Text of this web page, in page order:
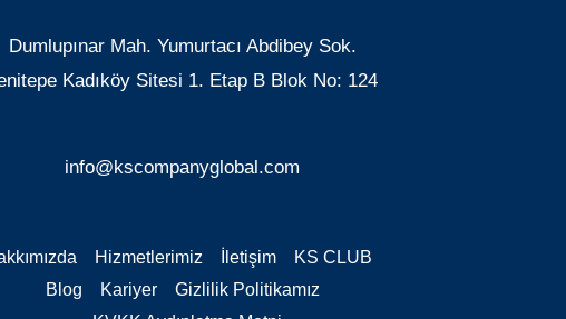
Dumlupınar Mah. Yumurtacı Abdibey Sok.
Kadıköy Sitesi 1. Etap B Blok No: 124
info@kscompanyglobal.com
Hizmetlerimiz İletişim
KS CLUB
Blog
Kariyer
Gizlilik Politikamız